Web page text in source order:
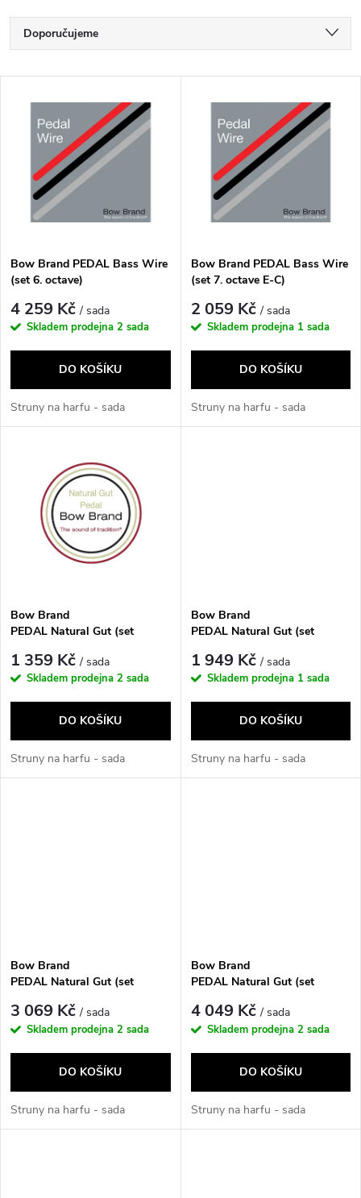
Ř
a
p
r
o
d
u
Doporučujeme
Nejprodávanější
Abecedně
V
s
p
r
d
Bow Brand PEDAL Bass Wire
(set 6. octave)
4 259 Kč/ sada
Skladem prodejna 2 sada
DO KOŠÍKU
Struny na harfu - sada
Bow Brand PEDAL Bass Wire
(set 7. octave E-C)
2 059 Kč/ sada
Skladem prodejna 1 sada
DO KOŠÍKU
Struny na harfu - sada
Bow Brand
PEDAL Natural Gut (set
1 359 Kč/ sada
Skladem prodejna 2 sada
DO KOŠÍKU
Struny na harfu - sada
Bow Brand
PEDAL Natural Gut (set
1 949 Kč/ sada
Skladem prodejna 1 sada
DO KOŠÍKU
Struny na harfu - sada
Bow Brand
PEDAL Natural Gut (set
3 069 Kč/ sada
Skladem prodejna 2 sada
DO KOŠÍKU
Struny na harfu - sada
Bow Brand
PEDAL Natural Gut (set
4 049 Kč/ sada
Skladem prodejna 2 sada
DO KOŠÍKU
Struny na harfu - sada